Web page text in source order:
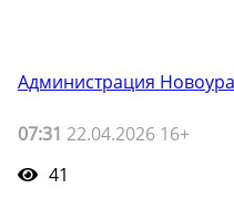
Администрация
07:31 22.04.2026 16+
41